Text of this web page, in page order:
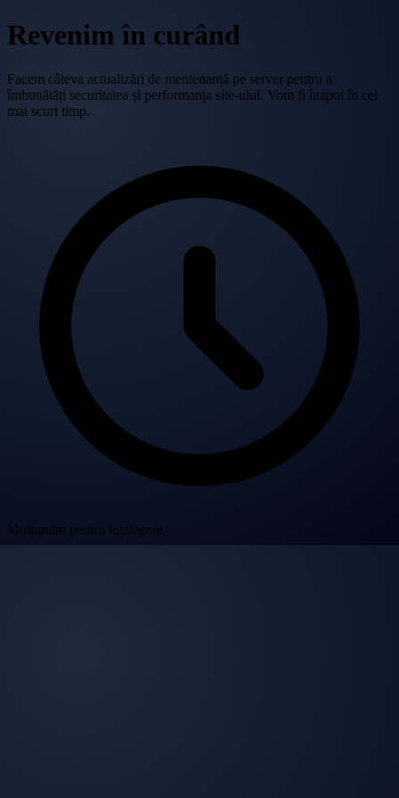
Revenim în curând
Facem câteva actualizări de mentenanță pe server pentru a
îmbunătăți securitatea și performanța site-ului. Vom fi înapoi în cel
mai scurt timp.
Mulțumim pentru înțelegere